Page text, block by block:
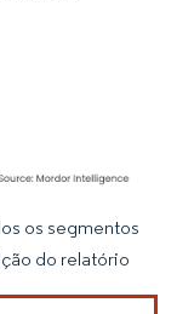
conforme CC BY 4.0.
os segmentos
do relatório